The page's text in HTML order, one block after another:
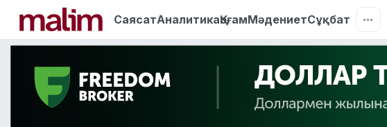
СаясатАналитикаҚоғамМәдениетСұқбат